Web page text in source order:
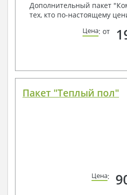
Дополнительный пакет
тех, кто по-настоящему
Цена: от
Пакет "Теплый пол"
Цена: